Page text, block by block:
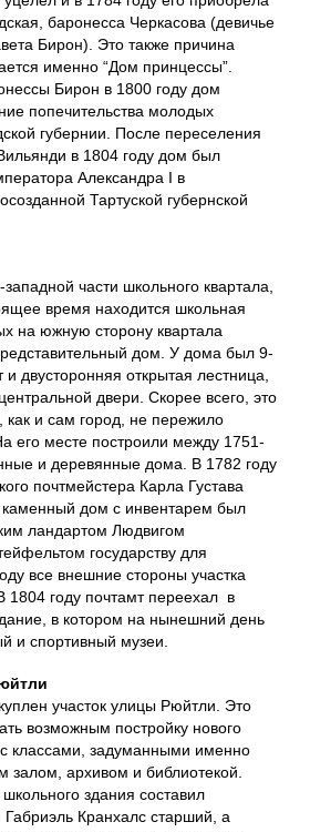
баронесса Черкасова (девичье
Бирон). Это также причина
именно “Дом принцессы”.
Бирон в 1800 году дом
попечительства молодых
губернии. После переселения
в 1804 году дом был
Александра I в
Тартуской губернской
части школьного квартала,
время находится школьная
на южную сторону квартала
дом. У дома был 9-
двусторонняя открытая лестница,
двери. Скорее всего, это
как и сам город, не пережило
его месте построили между 1751-
и деревянные дома. В 1782 году
почтмейстера Карла Густава
дом с инвентарем был
ландартом Людвигом
государству для
все внешние стороны участка
году почтамт переехал в
в котором на нынешний день
и спортивный музеи.
участок улицы Рюйтли. Это
возможным постройку нового
классами, задуманными именно
залом, архивом и библиотекой.
здания составил
Габриэль Кранхалс старший, а